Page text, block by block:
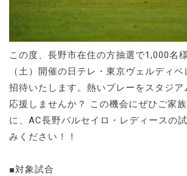
この度、長野市在住の方抽選で1,000名
（土）開催の日テレ・東京ヴェルディ
招待いたします。熱いプレーをスタジア
応援しませんか？ この機会にぜひご家
に、AC長野パルセイロ・レディースの
みください！！
■対象試合